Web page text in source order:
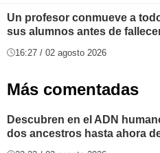
Un profesor conmueve a
sus alumnos antes de
16:27 / 02 agosto 2026
Más comentadas
Descubren en el ADN
dos ancestros hasta ahora